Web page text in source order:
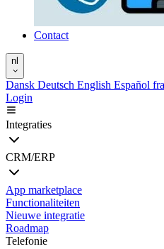
Contact
nl
Dansk Deutsch English Español
Login
Integraties
CRM/ERP
App marketplace
Functionaliteiten
Nieuwe integratie
Roadmap
Telefonie